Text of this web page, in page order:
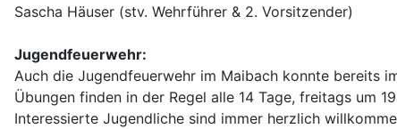
Sascha Häuser (stv. Wehrführer & 2. Vorsitzender)
Jugendfeuerwehr:
Auch die Jugendfeuerwehr im Maibach konnte bereits
Übungen finden in der Regel alle 14 Tage, freitags um
Interessierte Jugendliche sind immer herzlich